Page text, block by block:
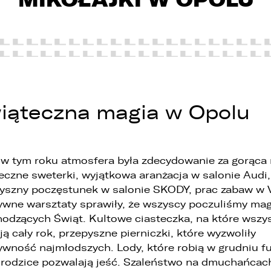
magia w Opolu
tym roku atmosfera była zdecydowanie za gorąca
sweterki, wyjątkowa aranżacja w salonie Audi,
poczęstunek w salonie SKODY, prac zabaw w
warsztaty sprawiły, że wszyscy poczuliśmy
Świąt. Kultowe ciasteczka, na które
cały rok, przepyszne pierniczki, które wyzwoliły
najmłodszych. Lody, które robią w grudniu
pozwalają jeść. Szaleństwo na
związku z realizacją wymogów Rozporządzenia Parlamentu
i Rady (UE) 2016/679 z dnia 27 kwietnia 2016 r. w
osób fizycznych w związku z przetwarzaniem danych
i w sprawie swobodnego przepływu takich danych oraz
dyrektywy 95/46/WE (ogólne rozporządzenie o ochronie
„RODO”), informujemy o zasadach przetwarzania Państwa
osobowych oraz o przysługujących Państwu prawach z tym
Współadministratorami danych osobowych są: